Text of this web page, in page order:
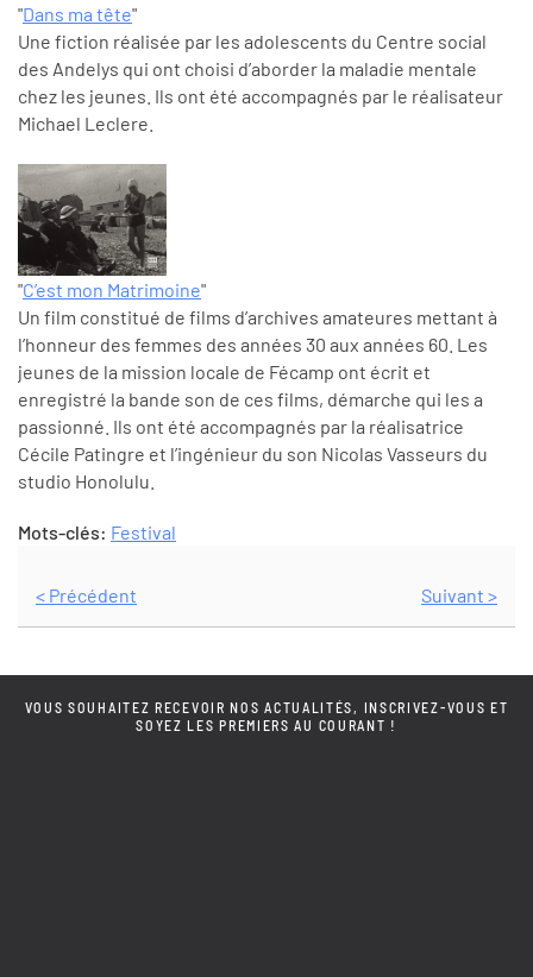
"Dans ma tête"
Une fiction réalisée par les adolescents du Centre social
des Andelys qui ont choisi d’aborder la maladie mentale
chez les jeunes. Ils ont été accompagnés par le réalisateur
Michael Leclere.
"C’est mon Matrimoine"
Un film constitué de films d’archives amateures mettant à
l’honneur des femmes des années 30 aux années 60. Les
jeunes de la mission locale de Fécamp ont écrit et
enregistré la bande son de ces films, démarche qui les a
passionné. Ils ont été accompagnés par la réalisatrice
Cécile Patingre et l’ingénieur du son Nicolas Vasseurs du
studio Honolulu.
Mots-clés: Festival
< Précédent Suivant >
VOUS SOUHAITEZ RECEVOIR NOS ACTUALITÉS, INSCRIVEZ-VOUS ET
SOYEZ LES PREMIERS AU COURANT !